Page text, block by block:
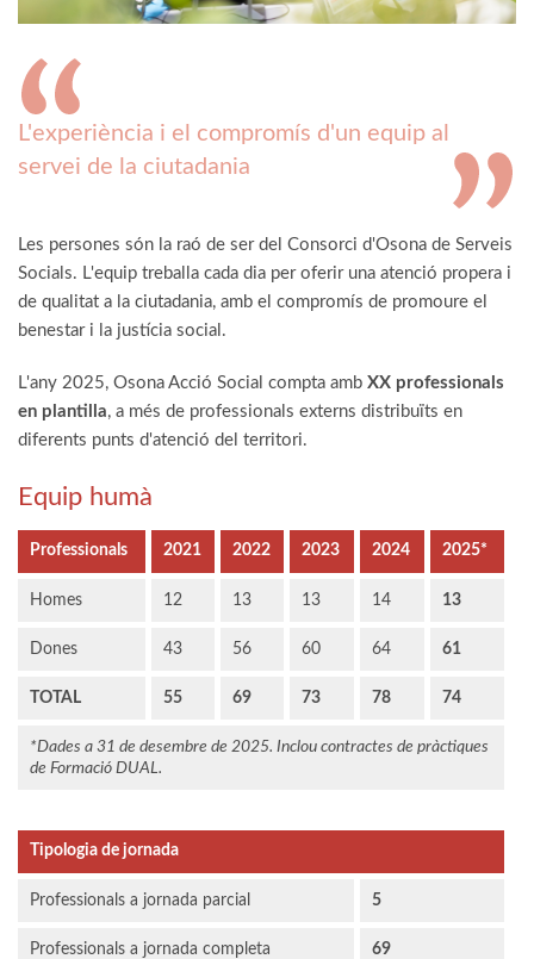
L'experiència i el compromís d'un equip al
servei de la ciutadania
Les persones són la raó de ser del Consorci d'Osona de Serveis
Socials. L'equip treballa cada dia per oferir una atenció propera i
de qualitat a la ciutadania, amb el compromís de promoure el
benestar i la justícia social.
L'any 2025, Osona Acció Social compta amb XX professionals
en plantilla, a més de professionals externs distribuïts en
diferents punts d'atenció del territori.
Equip humà
Professionals 2021 2022 2023 2024 2025*
Homes 12 13 13 14 13
Dones 43 56 60 64 61
TOTAL 55 69 73 78 74
*Dades a 31 de desembre de 2025. Inclou contractes de pràctiques
de Formació DUAL.
Tipologia de jornada
Professionals a jornada parcial 5
Professionals a jornada completa 69